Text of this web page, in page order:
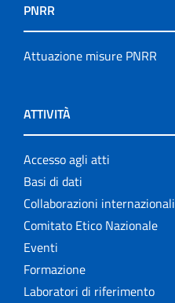
PNRR
Attuazione misure PNRR
ATTIVITÀ
Accesso agli atti
Basi di dati
Collaborazioni internazionali
Comitato Etico Nazionale
Eventi
Formazione
Laboratori di riferimento